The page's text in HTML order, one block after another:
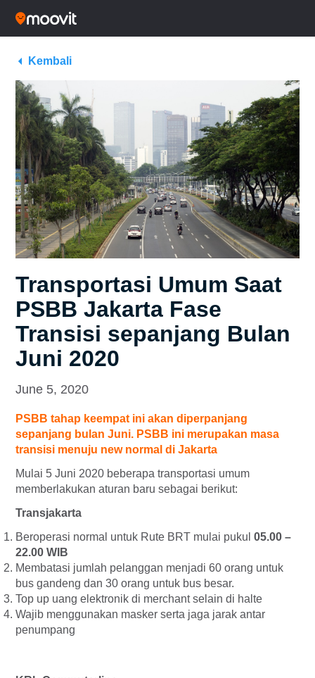
Kembali
Transportasi Umum Saat
PSBB Jakarta Fase
Transisi sepanjang Bulan
Juni 2020
June 5, 2020
PSBB tahap keempat ini akan diperpanjang
sepanjang bulan Juni. PSBB ini merupakan masa
transisi menuju new normal di Jakarta
Mulai 5 Juni 2020 beberapa transportasi umum
memberlakukan aturan baru sebagai berikut:
Transjakarta
Beroperasi normal untuk Rute BRT mulai pukul 05.00 –
22.00 WIB
Membatasi jumlah pelanggan menjadi 60 orang untuk
bus gandeng dan 30 orang untuk bus besar.
Top up uang elektronik di merchant selain di halte
Wajib menggunakan masker serta jaga jarak antar
penumpang